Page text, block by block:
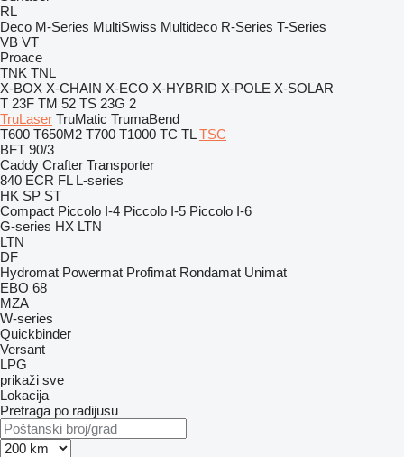
RL
Deco M-Series MultiSwiss Multideco R-Series T-Series
VB VT
Proace
TNK TNL
X-BOX X-CHAIN X-ECO X-HYBRID X-POLE X-SOLAR
T 23F TM 52 TS 23G 2
TruLaser TruMatic TrumaBend
T600 T650M2 T700 T1000 TC TL TSC
BFT 90/3
Caddy Crafter Transporter
840 ECR FL L-series
HK SP ST
Compact Piccolo I-4 Piccolo I-5 Piccolo I-6
G-series HX LTN
LTN
DF
Hydromat Powermat Profimat Rondamat Unimat
EBO 68
MZA
W-series
Quickbinder
Versant
LPG
prikaži sve
Lokacija
Pretraga po radijusu